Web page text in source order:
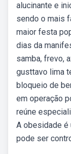
alucinante e
sendo o mais
maior festa
dias da
samba, frevo,
gusttavo lima
bloqueio de
em operação
reúne
A obesidade é
pode ser